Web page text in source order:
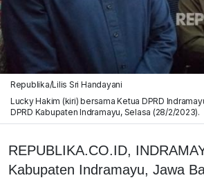
Republika/Lilis Sri Handayani
Lucky Hakim (kiri) bersama Ketua DPRD
DPRD Kabupaten Indramayu, Selasa (28/2/2023).
REPUBLIKA.CO.ID,
Kabupaten Indramayu, Jawa